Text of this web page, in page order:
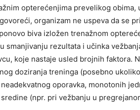
opterećenjima prevelikog obima,
organizam ne uspeva da se
biva izložen trenažnom
smanjivanju rezultata i učinka
koje nastaje usled brojnih faktora.
doziranja treninga (posebno
oporavka, monotonih
(npr. pri vežbanju u